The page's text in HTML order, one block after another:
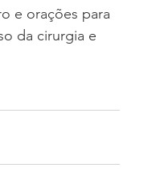
e orações para
da cirurgia e